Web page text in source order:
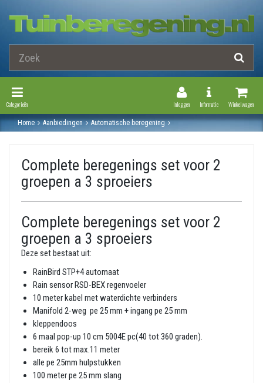
Winkelwagen
Toggle
Informatie
Inloggen
Toggle Navigation
Categorieën
Home Aanbiedingen
Automatische beregening
Complete beregenings set voor 2
groepen a 3 sproeiers
Complete beregenings set voor 2
groepen a 3 sproeiers
Deze set bestaat uit:
RainBird STP+4 automaat
Rain sensor RSD-BEX regenvoeler
10 meter kabel met waterdichte verbinders
Manifold 2-weg pe 25 mm + ingang pe 25 mm
kleppendoos
6 maal pop-up 10 cm 5004E pc(40 tot 360 graden).
bereik 6 tot max.11 meter
alle pe 25mm hulpstukken
100 meter pe 25 mm slang